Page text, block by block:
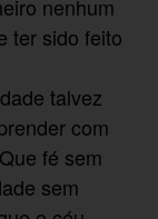
nenhum
ter sido feito
talvez
com
fé sem
sem